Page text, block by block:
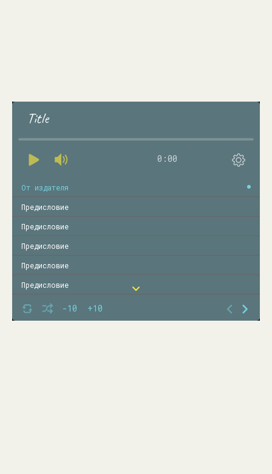
Title
0:00
-10 +10
От издателя
Предисловие
Предисловие
Предисловие
Предисловие
Предисловие
Предисловие
Автобиографическая справка